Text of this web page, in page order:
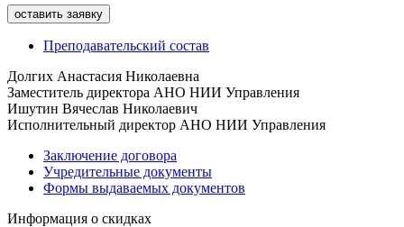
Преподавательский состав
Долгих Анастасия Николаевна
Заместитель директора АНО НИИ Управления
Ишутин Вячеслав Николаевич
Исполнительный директор АНО НИИ Управления
Заключение договора
Учредительные документы
Формы выдаваемых документов
Информация о скидках